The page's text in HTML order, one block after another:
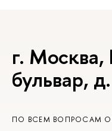
г.
бульвар,
ПО ВСЕМ ВОПРОСАМ